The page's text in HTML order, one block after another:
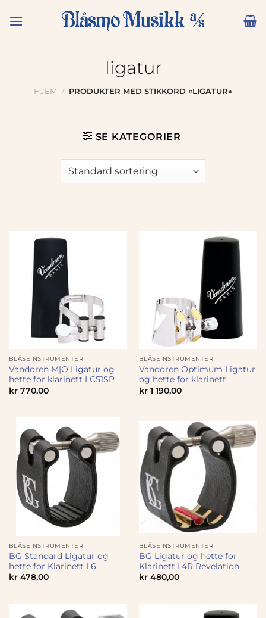
ligatur
HJEM / PRODUKTER MED STIKKORD «LIGATUR»
SE KATEGORIER
BLÅSEINSTRUMENTER
Vandoren M|O Ligatur og
hette for klarinett LC51SP
kr770,00
BLÅSEINSTRUMENTER
Vandoren Optimum Ligatur
og hette for klarinett
kr1 190,00
BLÅSEINSTRUMENTER
BG Standard Ligatur og
hette for Klarinett L6
kr478,00
BLÅSEINSTRUMENTER
BG Ligatur og hette for
Klarinett L4R Revelation
kr480,00